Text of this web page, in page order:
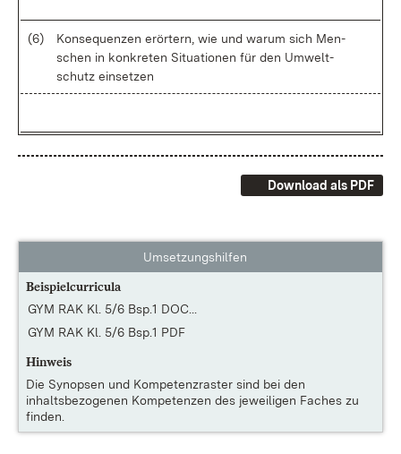
(6)
Kon­se­quen­zen er­ör­tern, wie und war­um sich Men­
schen in kon­kre­ten Si­tua­tio­nen für den Um­welt­
schutz ein­set­zen
Download als PDF
Umsetzungshilfen
Beispielcurricula
GYM RAK Kl. 5/6 Bsp.1 DOC...
GYM RAK Kl. 5/6 Bsp.1 PDF
Hinweis
Die Synopsen und Kompetenzraster sind bei den
inhaltsbezogenen Kompetenzen des jeweiligen Faches zu
finden.